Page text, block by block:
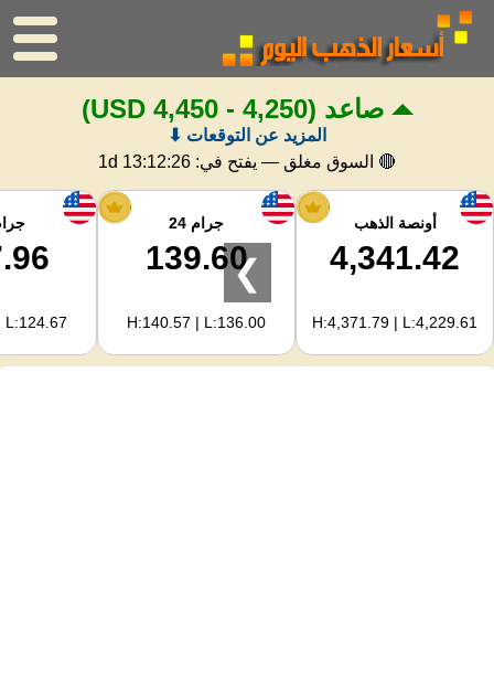
الرئيسية
سعر الذهب
اسعار الفضه
حاسبة الذهب
لمشرفي المواقع
صاعد (4,250 - 4,450 USD)
المزيد عن التوقعات ⬇
🔴 السوق مغلق — يفتح في: 1d 13:12:25
أونصة الذهب
4,341.42
H:4,371.79 | L:4,229.61
جرام 24
139.60
H:140.57 | L:136.00
L:124.67
❯